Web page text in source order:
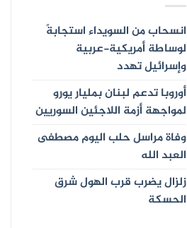
انسحاب من السويداء استجابةً
لوساطة أمريكية-عربية
وإسرائيل تهدد
أوروبا تدعم لبنان بمليار يورو
لمواجهة أزمة اللاجئين السوريين
وفاة مراسل حلب اليوم مصطفى
العبد الله
زلزال يضرب قرب الهول شرق
الحسكة